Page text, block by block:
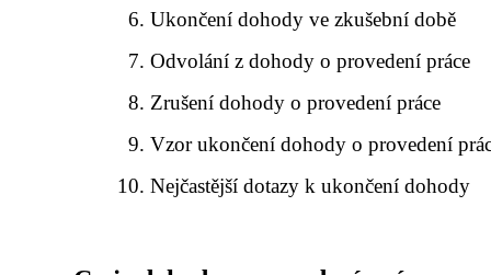
Ukončení dohody ve zkušební době
Odvolání z dohody o provedení práce
Zrušení dohody o provedení práce
Vzor ukončení dohody o provedení
Nejčastější dotazy k ukončení dohody